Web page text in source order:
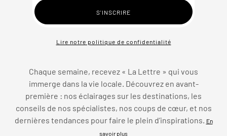
Lire notre politique de confidentialité
Chaque semaine, recevez « La Lettre » qui vous
immerge dans la vie locale. Découvrez en avant-
première : nos éclairages sur les destinations, les
conseils de nos spécialistes, nos coups de cœur, et nos
dernières tendances pour faire le plein d’inspirations. En
savoir plus